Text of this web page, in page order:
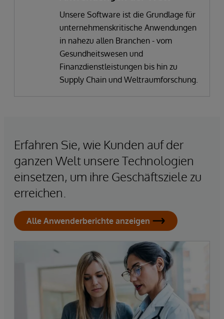
Unsere Software ist die Grundlage für
unternehmenskritische Anwendungen
in nahezu allen Branchen - vom
Gesundheitswesen und
Finanzdienstleistungen bis hin zu
Supply Chain und Weltraumforschung.
Erfahren Sie, wie Kunden auf der
ganzen Welt unsere Technologien
einsetzen, um ihre Geschäftsziele zu
erreichen.
Alle Anwenderberichte anzeigen